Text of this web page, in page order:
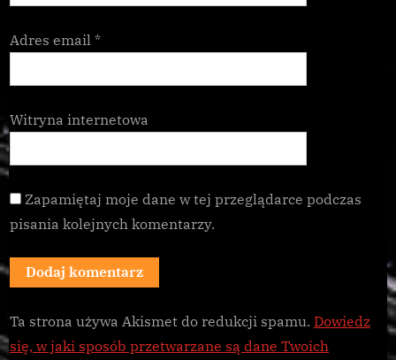
Adres email *
Witryna internetowa
Zapamiętaj moje dane w tej przeglądarce podczas
pisania kolejnych komentarzy.
Ta strona używa Akismet do redukcji spamu. Dowiedz
się, w jaki sposób przetwarzane są dane Twoich